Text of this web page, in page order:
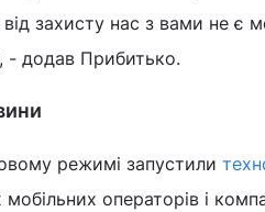
від захисту нас з вами не
- додав Прибитько.
режимі запустили
операторів і